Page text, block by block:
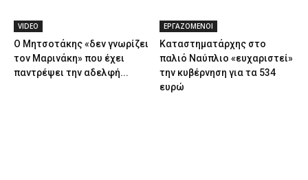
VIDEO
Ο Μητσοτάκης «δεν γνωρίζει
τον Μαρινάκη» που έχει
παντρέψει την αδελφή...
ΕΡΓΑΖΟΜΕΝΟΙ
Καταστηματάρχης στο
παλιό Ναύπλιο «ευχαριστεί»
την κυβέρνηση για τα 534
ευρώ